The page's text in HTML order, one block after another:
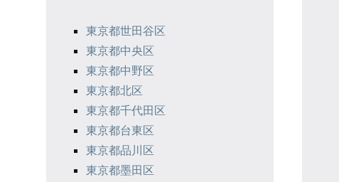
東京都世田谷区
東京都中央区
東京都中野区
東京都北区
東京都千代田区
東京都台東区
東京都品川区
東京都墨田区